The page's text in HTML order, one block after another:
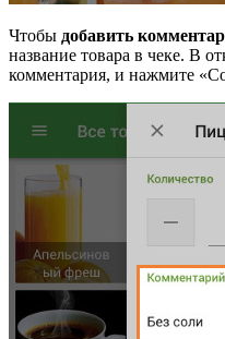
Чтобы добавить
название товара в чеке. В
комментария, и нажмите